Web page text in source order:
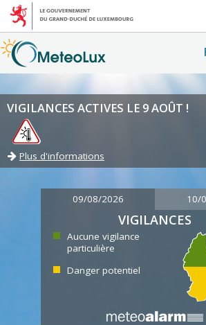
VIGILANCES ACTIVES LE 9 AOÛT !
Plus d'informations
09/08/2026 10/
VIGILANCES
Aucune vigilance
particulière
Danger potentiel